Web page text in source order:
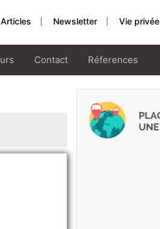
Articles Newsletter Vie privée
Contact Réferences